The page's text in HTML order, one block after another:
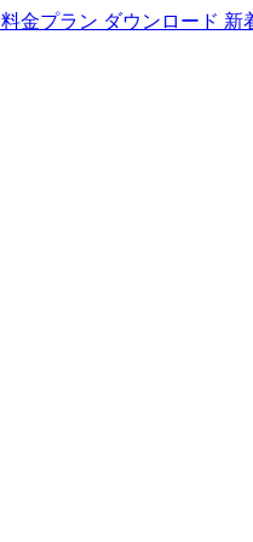
料金プラン ダウンロード 新